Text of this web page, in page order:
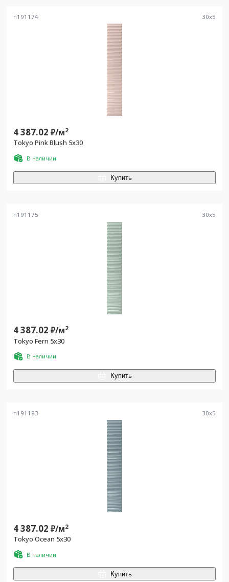
n191174 30x5
4 387.02 ₽/м2
Tokyo Pink Blush 5x30
В наличии
Купить
n191175 30x5
4 387.02 ₽/м2
Tokyo Fern 5x30
В наличии
Купить
n191183 30x5
4 387.02 ₽/м2
Tokyo Ocean 5x30
В наличии
Купить